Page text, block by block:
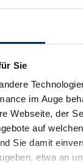
Sie
im Auge
Webseite, der
auf
Sie damit
etwa an